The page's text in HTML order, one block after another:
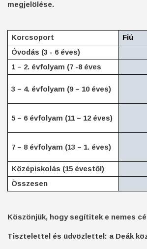
megjelölése.
Korcsoport Fiú
Óvodás (3 - 6 éves)
1 – 2. évfolyam (7 -8 éves
3 – 4. évfolyam (9 – 10 éves)
5 – 6 évfolyam (11 – 12 éves)
7 – 8 évfolyam (13 – 1. éves)
Középiskolás (15 évestől)
Összesen
Köszönjük, hogy segítitek e nemes
Tisztelettel és üdvözlettel: a Deák